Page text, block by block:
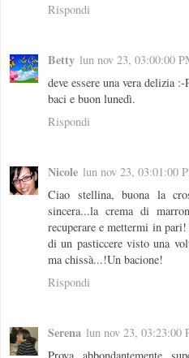
Rispondi
Betty lun nov 23, 03:00:00
deve essere una vera delizia :-
baci e buon lunedì.
Rispondi
Nicole lun nov 23, 03:01:00
Ciao stellina, buona la
sincera...la crema di
recuperare e mettermi in
di un pasticcere visto una
ma chissà...!Un bacione!
Rispondi
Serena lun nov 23, 03:23:00
Prova abbondantemente